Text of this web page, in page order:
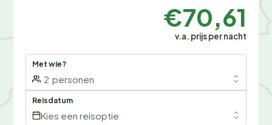
€70,61
v.a. prijs per nacht
Met wie?
2 personen
Reisdatum
Kies een reisoptie